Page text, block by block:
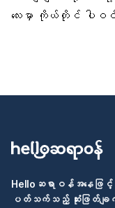
လေးမှာ ကိုယ်တိုင် ပါဝ
Helloဆရာဝန်အနေဖြင့်
ပတ်သက်သည့် ဆုံးဖြတ်ချက်မ